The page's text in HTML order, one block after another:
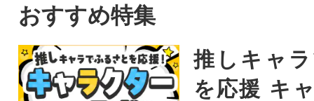
おすすめ特集
推しキャ
を応援 キ